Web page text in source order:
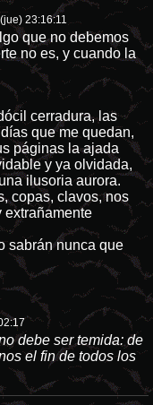
23:16:11
que no debemos
no es, y cuando la
cerradura, las
que me quedan,
páginas la ajada
y ya olvidada,
ilusoria aurora.
copas, clavos, nos
extrañamente
sabrán nunca que
debe ser temida: de
el fin de todos los